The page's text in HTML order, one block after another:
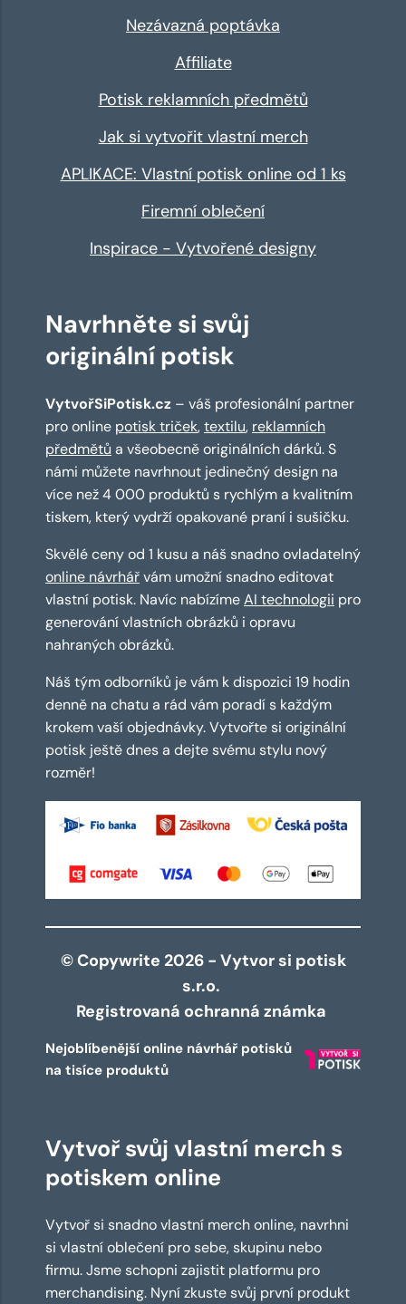
Nezávazná poptávka
Affiliate
Potisk reklamních předmětů
Jak si vytvořit vlastní merch
APLIKACE: Vlastní potisk online od 1 ks
Firemní oblečení
Inspirace - Vytvořené designy
Navrhněte si svůj
originální potisk
VytvořSiPotisk.cz – váš profesionální partner
pro online potisk triček,textilu, reklamních
předmětů a všeobecně originálních dárků. S
námi můžete navrhnout jedinečný design na
více než 4 000 produktů s rychlým a kvalitním
tiskem, který vydrží opakované praní i sušičku.
Skvělé ceny od 1 kusu a náš snadno ovladatelný
online návrhářvám umožní snadno editovat
vlastní potisk. Navíc nabízímeAI technologii pro
generování vlastních obrázků i opravu
nahraných obrázků.
Náš tým odborníků je vám k dispozici 19 hodin
denně na chatu a rád vám poradí s každým
krokem vaší objednávky. Vytvořte si originální
potisk ještě dnes a dejte svému stylu nový
rozměr!
© Copywrite 2026 - Vytvor si potisk
s.r.o.
Registrovaná ochranná známka
Nejoblíbenější online návrhář potisků
na tisíce produktů
Vytvoř svůj vlastní merch s
potiskem online
Vytvoř si snadno vlastní merch online, navrhni
si vlastní oblečení pro sebe, skupinu nebo
firmu. Jsme schopni zajistit platformu pro
merchandising. Nyní zkuste svůj první produkt